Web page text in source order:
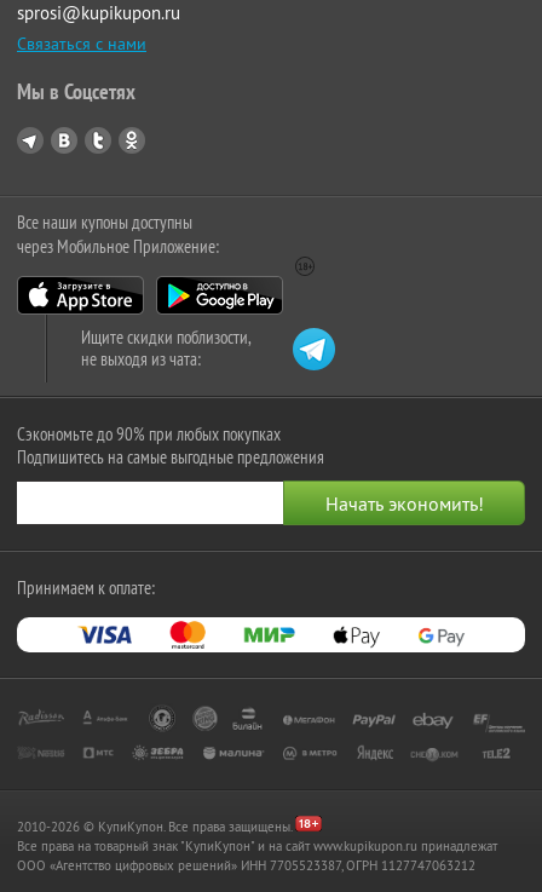
sprosi@kupikupon.ru
Связаться с нами
Мы в Соцсетях
Все наши купоны доступны
через Мобильное Приложение:
Ищите скидки поблизости,
не выходя из чата:
Сэкономьте до 90% при любых покупках
Подпишитесь на самые выгодные предложения
Принимаем к оплате:
2010-2026 © КупиКупон. Все права защищены.
Все права на товарный знак "КупиКупон" и на сайт www.kupikupon.ru принадлежат
OOO «Агентство цифровых решений» ИНН 7705523387, ОГРН 1127747063212